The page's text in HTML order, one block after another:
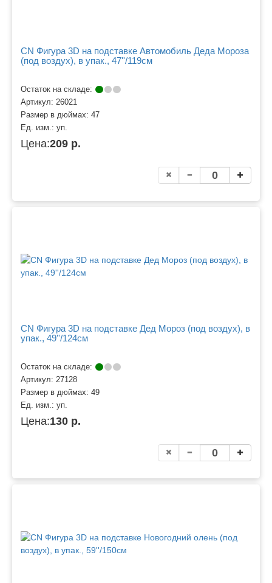
CN Фигура 3D на подставке Автомобиль Деда Мороза
(под воздух), в упак., 47''/119см
Остаток на складе:
Артикул: 26021
Размер в дюймах: 47
Ед. изм.: уп.
Цена:209 р.
CN Фигура 3D на подставке Дед Мороз (под воздух), в
упак., 49''/124см
Остаток на складе:
Артикул: 27128
Размер в дюймах: 49
Ед. изм.: уп.
Цена:130 р.